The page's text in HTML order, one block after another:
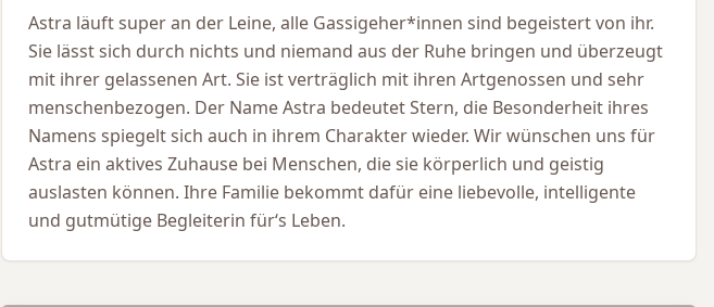
Astra läuft super an der Leine, alle Gassigeher*innen sind begeistert von ihr.
Sie lässt sich durch nichts und niemand aus der Ruhe bringen und überzeugt
mit ihrer gelassenen Art. Sie ist verträglich mit ihren Artgenossen und sehr
menschenbezogen. Der Name Astra bedeutet Stern, die Besonderheit ihres
Namens spiegelt sich auch in ihrem Charakter wieder. Wir wünschen uns für
Astra ein aktives Zuhause bei Menschen, die sie körperlich und geistig
auslasten können. Ihre Familie bekommt dafür eine liebevolle, intelligente
und gutmütige Begleiterin für‘s Leben.